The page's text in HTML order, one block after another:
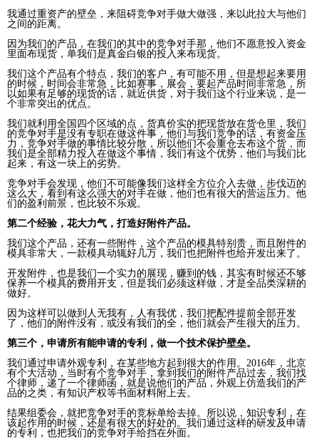
我通过重资产的壁垒，来阻碍竞争对手做大做强，来以此拉大与他们
之间的距离。
因为我们的产品，在我们的其中的竞争对手那，他们不愿意投入资金
里面布现货，单我们是真金白银的投入来布现货。
我们这个产品有个特点，我们的客户，有可能不用，但是想起来要用
的时候，时间会非常急，比如赛事，展会，要起产品时间非常急，所
以如果有足够的现货的话，就近供货，对于我们这个行业来说，是一
个非常突出的优点。
我们就利用全国四个区域的点，货真价实的把现货放在货仓里，我们
的竞争对手是没有专职在做这件事，他们与我们竞争的话，有资金压
力，竞争对手做的事情比较分散，所以他们不会重仓去布这个货，而
我们是全部精力投入在做这个事情，我们有这个优势，他们与我们比
起来，有这一块上的劣势。
竞争对手会发现，他们不可能像我们这样全方位介入去做，步伐迈的
这么大，看到有这么强大的对手在做，他们也有很大的营运压力。他
们的盈利前景，也比较不乐观。
第二个经验，花大力气，打造好附件产品。
我们这个产品，还有一些附件，这个产品的模具特别贵，而且附件的
模具非常大，一款模具动辄好几万，我们也把附件也给开发出来了。
开发附件，也是我们一个实力的展现，赚到的钱，其实有时候还不够
保养一个模具的费用开支，但是我们必须这样做，才是全品类深耕的
做好。
因为这样可以做到人无我有，人有我优，我们把配件提前全部开发
了，他们的附件没有，或没有我们的全，他们就会产生很大的压力。
第三个，申请所有能申请的专利，做一个技术保护壁垒。
我们通过申请外观专利，在某些地方起到很大的作用。2016年，北京
有个大活动，当时有个竞争对手，拿到我们的附件产品过去，我们找
个律师，递了一个律师函，就是说他们的产品，外观上仿造我们的产
品的之类，有知识产权等书面材料附上去。
结果组委会，就把竞争对手的竞标单给去掉。所以说，知识专利，在
该起作用的时候，还是有很大的好处的。我们通过这样的研发及申请
的专利，也把我们的竞争对手给挡在外面。